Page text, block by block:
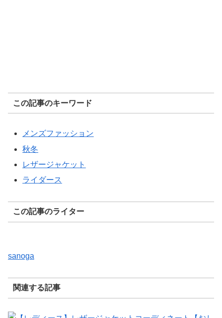
この記事のキーワード
メンズファッション
秋冬
レザージャケット
ライダース
この記事のライター
sanoga
関連する記事